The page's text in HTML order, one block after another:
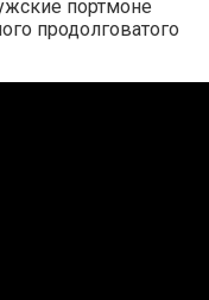
портмоне
продолговатого